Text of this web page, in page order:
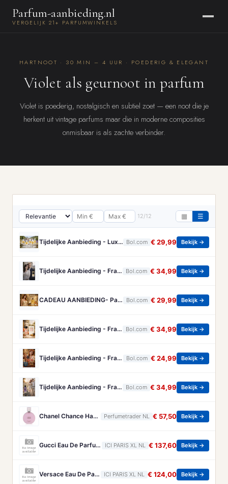
Parfum-aanbieding.nl
VERGELIJK 21+ PARFUMWINKELS
HARTNOOT · 30 MIN – 4 UUR · POEDERIG & ELEGANT
Violet als geurnoot in parfum
Violet is poederig, nostalgisch en subtiel zoet — een noot die je
herkent uit vintage parfums maar die in moderne composities
onmisbaar is als zachte verbinder.
12/12 ▦ ☰
Tijdelijke Aanbieding - Luxe Franse Eau de Parfum - Collection Prestige - 5 grote miniaturen met diverse Bloemige geuren Bol.com € 29,99 Bekijk →
Tijdelijke Aanbieding - Franse Parfum - Rodin - een heerlijke frisse/kruidige Eau de Parum - met gratis parfumverstuiver - blijft gehele dag ruiken. Bol.com € 34,99 Bekijk →
CADEAU AANBIEDING- Parfum Passade Paris - Elegante Zachte Geur - 100 ml Bol.com € 29,99 Bekijk →
Tijdelijke Aanbieding - Franse Dames Parfum - Pomone- een heerlijke Eau de Parfum - dat ruikt naar heerlijk fris fruit en amandel. Bol.com € 34,99 Bekijk →
Tijdelijke Aanbieding - Franse Dames Parfum - Amative and Tender - een heerlijke Eau de Parfum - met Koffie - Amandelen en Chocola - met hartje ketting Bol.com € 24,99 Bekijk →
Tijdelijke Aanbieding - Franse Parfum - Le Jardin - is een Eau de Parfum - van een perfecte mix van kruiden en Lavendel - met extra handtas verstuiver. Bol.com € 34,99 Bekijk →
Chanel Chance Haarparfum 35 ml Perfumetrader NL € 57,50 Bekijk →
Gucci Eau De Parfum Gucci - Flora Gorgeous Orchid Intense Eau De Parfum - 100 ML ICI PARIS XL NL € 137,60 Bekijk →
Versace Eau De Parfum Versace - Eros Energy Eau De Parfum - 200 ML ICI PARIS XL NL € 124,00 Bekijk →